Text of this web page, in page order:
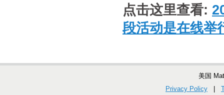
点击这里查看:
段活动是在线举
美国
Privacy Policy |